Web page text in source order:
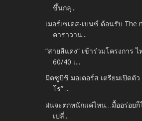
ขึ้นกลุ...
เมอร์เซเดส-เบนซ์ ต้อนรับ The
คาราวาน...
“สายสีแดง” เข้าร่วมโครงการ
60/40 เ...
มิตซูบิชิ มอเตอร์ส เตรียมเปิดตัว
โร” ...
ฝนจะตกหนักแค่ไหน…มื้ออร่อย
เปลี่...